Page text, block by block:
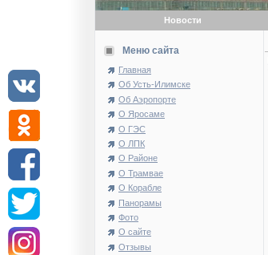
Новости
Меню сайта
Главная
Об Усть-Илимске
Об Аэропорте
О Яросаме
О ГЭС
О ЛПК
О Районе
О Трамвае
О Корабле
Панорамы
Фото
О сайте
Отзывы